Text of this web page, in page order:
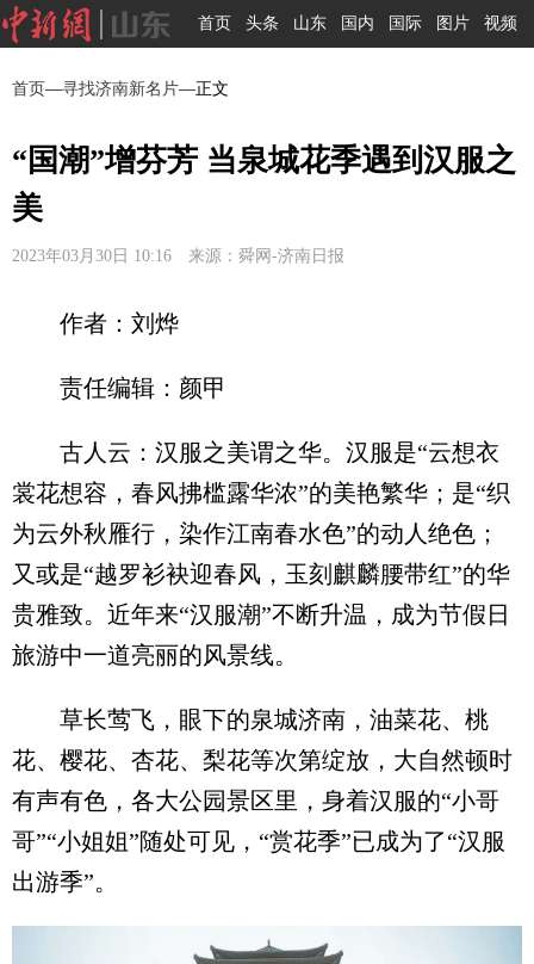
首页 头条 山东 国内 国际 图片 视频
首页—寻找济南新名片—正文
“国潮”增芬芳 当泉城花季遇到汉服之
美
2023年03月30日 10:16 来源：舜网-济南日报
作者：刘烨
责任编辑：颜甲
古人云：汉服之美谓之华。汉服是“云想衣
裳花想容，春风拂槛露华浓”的美艳繁华；是“织
为云外秋雁行，染作江南春水色”的动人绝色；
又或是“越罗衫袂迎春风，玉刻麒麟腰带红”的华
贵雅致。近年来“汉服潮”不断升温，成为节假日
旅游中一道亮丽的风景线。
草长莺飞，眼下的泉城济南，油菜花、桃
花、樱花、杏花、梨花等次第绽放，大自然顿时
有声有色，各大公园景区里，身着汉服的“小哥
哥”“小姐姐”随处可见，“赏花季”已成为了“汉服
出游季”。